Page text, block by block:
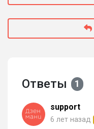
Ответы 1
support
6 лет назад